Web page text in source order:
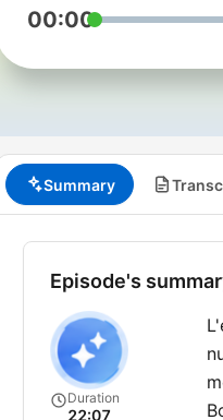
00:00
Summary
Episode's
Duration
22:07